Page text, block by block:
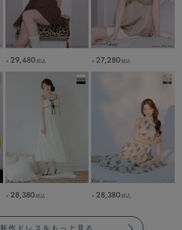
￥ 29,480税込 ￥ 27,280税込
￥ 28,380税込 ￥ 28,380税込